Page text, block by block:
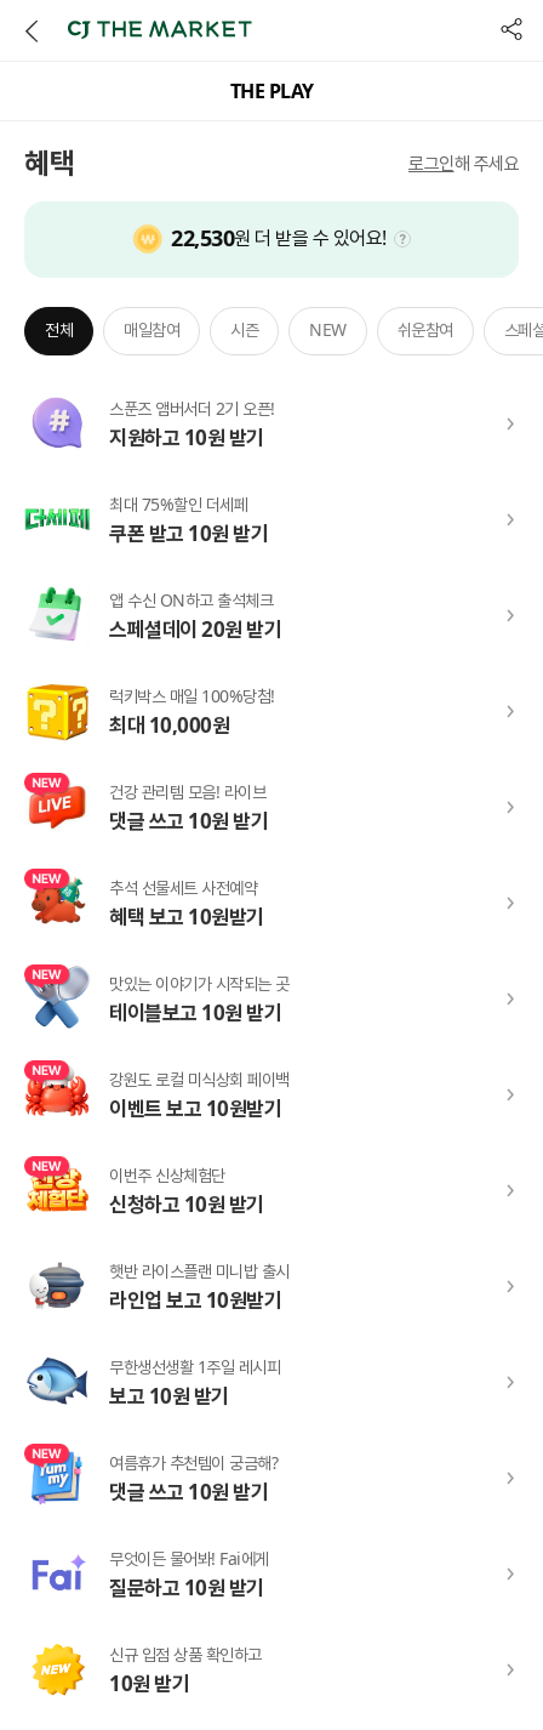
공
THE PLAY
혜택 로그인해 주세요
22,530원 더 받을 수 있어요! 툴팁열기
전체 매일참여 시즌 NEW 쉬운참여 스페
스푼즈 앰버서더 2기 오픈!
지원하고 10원 받기
최대 75%할인 더세페
쿠폰 받고 10원 받기
앱 수신 ON하고 출석체크
스페셜데이 20원 받기
럭키박스 매일 100%당첨!
최대 10,000원
건강 관리템 모음! 라이브
댓글 쓰고 10원 받기
추석 선물세트 사전예약
혜택 보고 10원받기
맛있는 이야기가 시작되는 곳
테이블보고 10원 받기
강원도 로컬 미식상회 페이백
이벤트 보고 10원받기
이번주 신상체험단
신청하고 10원 받기
햇반 라이스플랜 미니밥 출시
라인업 보고 10원받기
무한생선생활 1주일 레시피
보고 10원 받기
여름휴가 추천템이 궁금해?
댓글 쓰고 10원 받기
무엇이든 물어봐! Fai에게
질문하고 10원 받기
신규 입점 상품 확인하고
10원 받기